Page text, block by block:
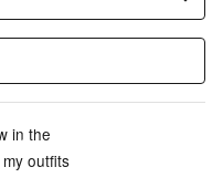
in the
outfits